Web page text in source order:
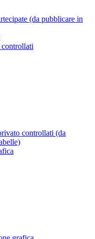
(da pubblicare in
controllati (da